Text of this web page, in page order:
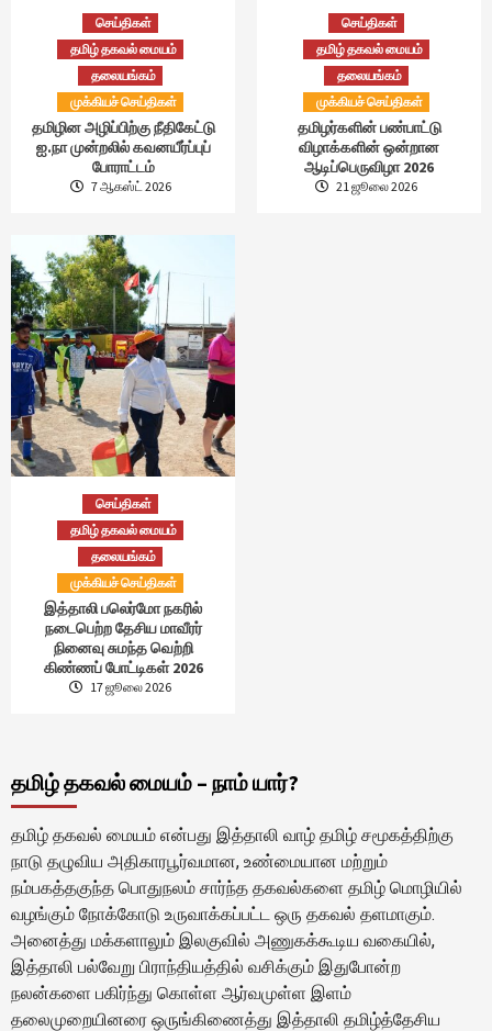
செய்திகள்
தமிழ் தகவல் மையம்
தலையங்கம்
முக்கியச் செய்திகள்
தமிழின அழிப்பிற்கு நீதிகேட்டு
ஐ.நா முன்றலில் கவனயீர்ப்புப்
போராட்டம்
7 ஆகஸ்ட் 2026
செய்திகள்
தமிழ் தகவல் மையம்
தலையங்கம்
முக்கியச் செய்திகள்
தமிழர்களின் பண்பாட்டு
விழாக்களின் ஒன்றான
ஆடிப்பெருவிழா 2026
21 ஜூலை 2026
செய்திகள்
தமிழ் தகவல் மையம்
தலையங்கம்
முக்கியச் செய்திகள்
இத்தாலி பலெர்மோ நகரில்
நடைபெற்ற தேசிய மாவீரர்
நினைவு சுமந்த வெற்றி
கிண்ணப் போட்டிகள் 2026
17 ஜூலை 2026
தமிழ் தகவல் மையம் – நாம் யார்?
தமிழ் தகவல் மையம் என்பது இத்தாலி வாழ் தமிழ் சமூகத்திற்கு
நாடு தழுவிய அதிகாரபூர்வமான, உண்மையான மற்றும்
நம்பகத்தகுந்த பொதுநலம் சார்ந்த தகவல்களை தமிழ் மொழியில்
வழங்கும் நோக்கோடு உருவாக்கப்பட்ட ஒரு தகவல் தளமாகும்.
அனைத்து மக்களாலும் இலகுவில் அணுகக்கூடிய வகையில்,
இத்தாலி பல்வேறு பிராந்தியத்தில் வசிக்கும் இதுபோன்ற
நலன்களை பகிர்ந்து கொள்ள ஆர்வமுள்ள இளம்
தலைமுறையினரை ஒருங்கிணைத்து இத்தாலி தமிழ்த்தேசிய